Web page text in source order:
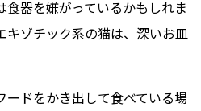
器を嫌がっているかもしれま
キゾチック系の猫は、深いお皿
ードをかき出して食べている場